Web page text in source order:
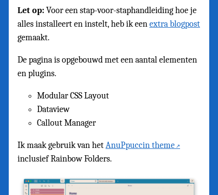
Let op: Voor een stap-voor-staphandleiding hoe je
alles installeert en instelt, heb ik eenextra blogpost
gemaakt.
De pagina is opgebouwd met een aantal elementen
en plugins.
Modular CSS Layout
Dataview
Callout Manager
Ik maak gebruik van hetAnuPpuccin theme
inclusief Rainbow Folders.